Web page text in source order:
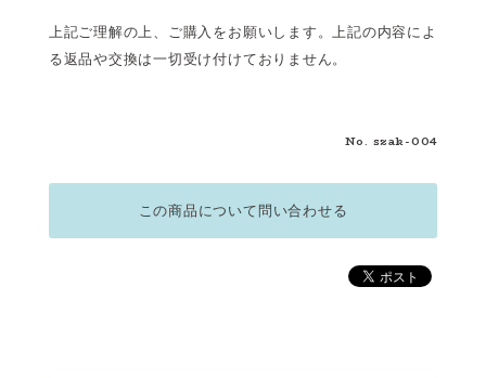
上記ご理解の上、ご購入をお願いします。上記の内容によ
る返品や交換は一切受け付けておりません。
No. szak-004
この商品について問い合わせる